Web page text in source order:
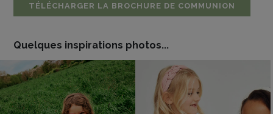
TÉLÉCHARGER LA BROCHURE DE COMMUNION
Quelques inspirations photos...